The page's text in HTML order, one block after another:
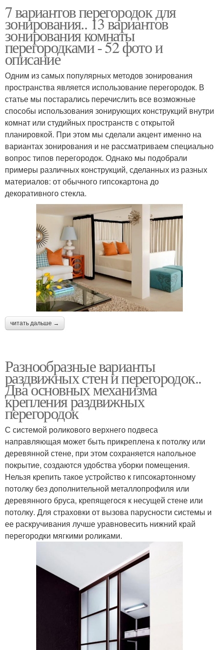
7 вариантов перегородок для
зонирования.. 13 вариантов
зонирования комнаты
перегородками - 52 фото и
описание
Одним из самых популярных методов зонирования
пространства является использование перегородок. В
статье мы постарались перечислить все возможные
способы использования зонирующих конструкций внутри
комнат или студийных пространств с открытой
планировкой. При этом мы сделали акцент именно на
вариантах зонирования и не рассматриваем специально
вопрос типов перегородок. Однако мы подобрали
примеры различных конструкций, сделанных из разных
материалов: от обычного гипсокартона до
декоративного стекла.
читать дальше →
Разнообразные варианты
раздвижных стен и перегородок..
Два основных механизма
крепления раздвижных
перегородок
С системой роликового верхнего подвеса
направляющая может быть прикреплена к потолку или
деревянной стене, при этом сохраняется напольное
покрытие, создаются удобства уборки помещения.
Нельзя крепить такое устройство к гипсокартонному
потолку без дополнительной металлопрофиля или
деревянного бруса, крепящегося к несущей стене или
потолку. Для страховки от вызова парусности системы и
ее раскручивания лучше уравновесить нижний край
перегородки мягкими роликами.